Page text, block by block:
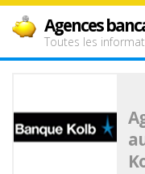
Agences
Toutes les